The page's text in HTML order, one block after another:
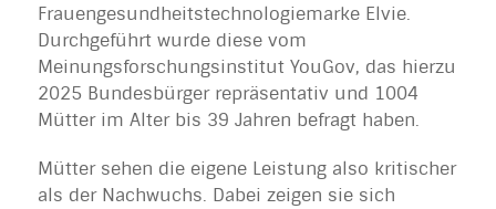
Frauengesundheitstechnologiemarke Elvie.
Durchgeführt wurde diese vom
Meinungsforschungsinstitut YouGov, das hierzu
2025 Bundesbürger repräsentativ und 1004
Mütter im Alter bis 39 Jahren befragt haben.
Mütter sehen die eigene Leistung also kritischer
als der Nachwuchs. Dabei zeigen sie sich